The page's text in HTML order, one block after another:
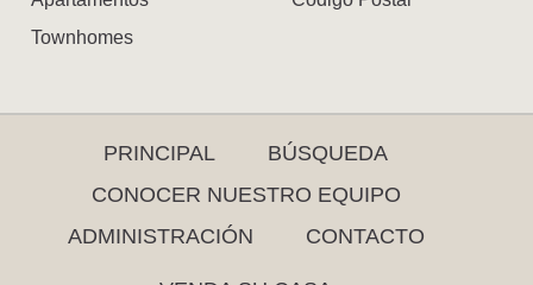
Townhomes
PRINCIPAL
BÚSQUEDA
CONOCER NUESTRO EQUIPO
ADMINISTRACIÓN
CONTACTO